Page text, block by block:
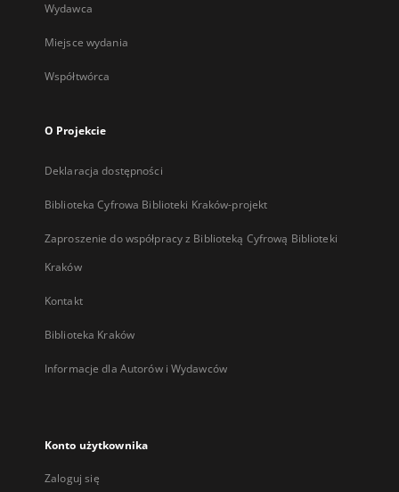
Wydawca
Miejsce wydania
Współtwórca
O Projekcie
Deklaracja dostępności
Biblioteka Cyfrowa Biblioteki Kraków-projekt
Zaproszenie do współpracy z Biblioteką Cyfrową Biblioteki
Kraków
Kontakt
Biblioteka Kraków
Informacje dla Autorów i Wydawców
Konto użytkownika
Zaloguj się